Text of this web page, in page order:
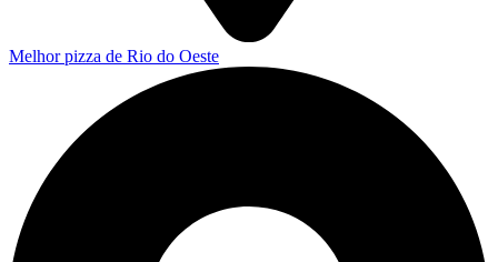
Melhor pizza de Rio do Oeste